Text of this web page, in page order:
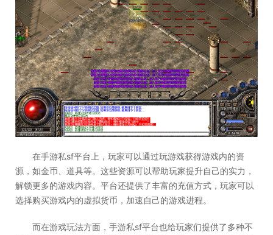
在手游私sf平台上，玩家可以通过玩游戏获得游戏内的资
源，如金币、道具等。这些资源可以帮助玩家提升自己的实力，
解锁更多的游戏内容。平台还提供了丰富的充值方式，玩家可以
选择购买游戏内的虚拟货币，加速自己的游戏进程。
而在游戏玩法方面，手游私sf平台也给玩家们提供了多种不